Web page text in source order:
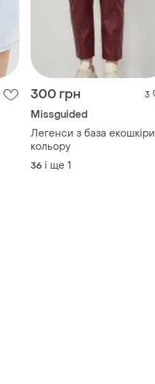
300 грн 3
Missguided
Легенси з база екошкiри
кольору
36 і ще 1